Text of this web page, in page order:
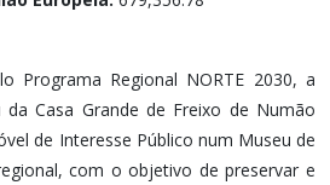
Programa Regional NORTE 2030, a
Casa Grande de Freixo de Numão
de Interesse Público num Museu de
com o objetivo de preservar e